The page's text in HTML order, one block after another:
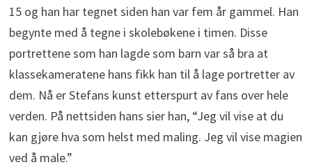
15 og han har tegnet siden han var fem år gammel. Han
begynte med å tegne i skolebøkene i timen. Disse
portrettene som han lagde som barn var så bra at
klassekameratene hans fikk han til å lage portretter av
dem. Nå er Stefans kunst etterspurt av fans over hele
verden. På nettsiden hans sier han, “Jeg vil vise at du
kan gjøre hva som helst med maling. Jeg vil vise magien
ved å male.”